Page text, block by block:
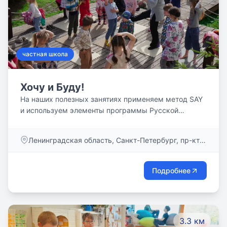
частная школа
Хочу и Буду!
На наших полезных занятиях применяем метод SAY
и используем элементы программы Русской
среда и необходимый инструмент для общения,
Ленинградская область, Санкт-Петербург, пр-кт
Подробнее
3.3 км